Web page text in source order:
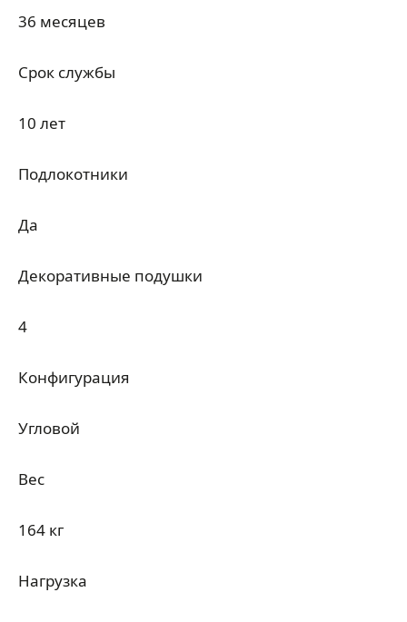
36 месяцев
Срок службы
10 лет
Подлокотники
Да
Декоративные подушки
4
Конфигурация
Угловой
Вес
164 кг
Нагрузка